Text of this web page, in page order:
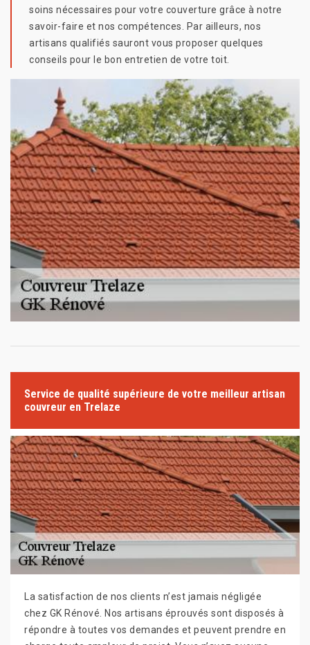
soins nécessaires pour votre couverture grâce à notre
savoir-faire et nos compétences. Par ailleurs, nos
artisans qualifiés sauront vous proposer quelques
conseils pour le bon entretien de votre toit.
Service de qualité supérieure de votre meilleur artisan
couvreur en Trelaze
La satisfaction de nos clients n’est jamais négligée
chez GK Rénové. Nos artisans éprouvés sont disposés à
répondre à toutes vos demandes et peuvent prendre en